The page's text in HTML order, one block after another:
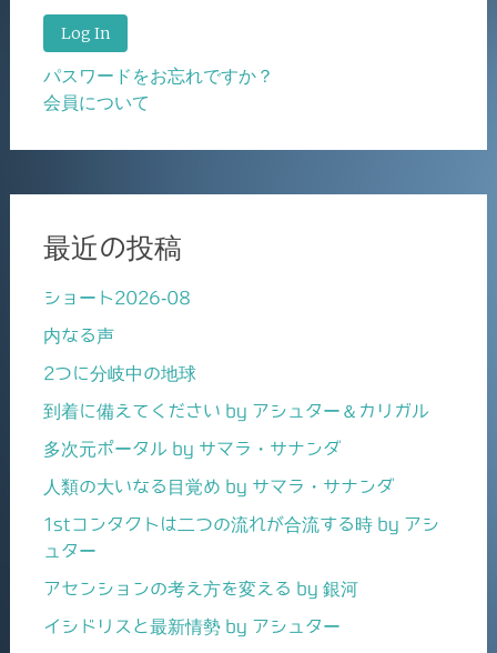
パスワードをお忘れですか？
会員について
最近の投稿
ショート2026-08
内なる声
2つに分岐中の地球
到着に備えてください by アシュター＆カリガル
多次元ポータル by サマラ・サナンダ
人類の大いなる目覚め by サマラ・サナンダ
1stコンタクトは二つの流れが合流する時 by アシ
ュター
アセンションの考え方を変える by 銀河
イシドリスと最新情勢 by アシュター